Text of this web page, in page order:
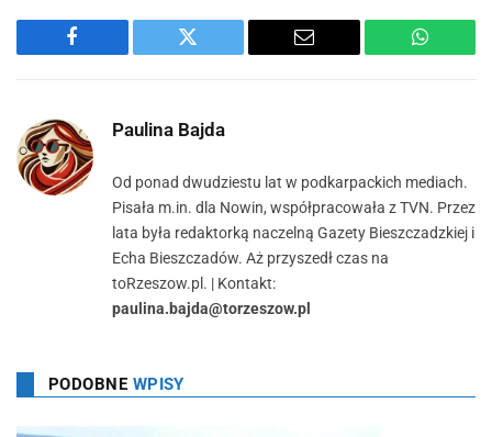
Facebook Twitter Email
Paulina Bajda
Od ponad dwudziestu lat w podkarpackich mediach.
Pisała m.in. dla Nowin, współpracowała z TVN. Przez
lata była redaktorką naczelną Gazety Bieszczadzkiej i
Echa Bieszczadów. Aż przyszedł czas na
toRzeszow.pl. | Kontakt:
paulina.bajda@torzeszow.pl
PODOBNE WPISY